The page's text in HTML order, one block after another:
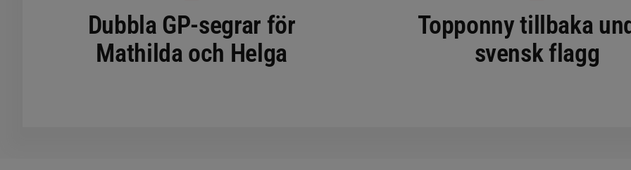
Dubbla GP-segrar för
Mathilda och Helga
Topponny tillbaka
svensk flagg